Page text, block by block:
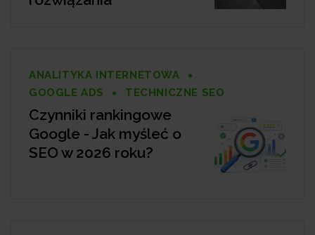
ANALITYKA INTERNETOWA
GOOGLE ADS
TECHNICZNE SEO
Czynniki rankingowe
Google - Jak myśleć o
SEO w 2026 roku?